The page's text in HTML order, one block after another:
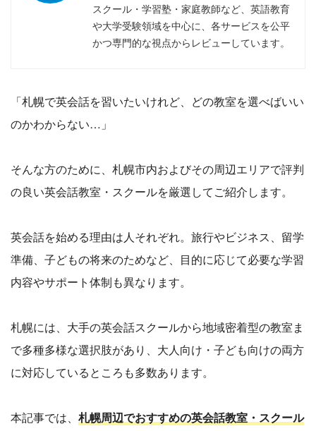
スクール・学習塾・家庭教師など、英語教育
や大学受験領域を中心に、各サービスを公平
かつ専門的な視点からレビューしています。
「札幌で英会話を習いたいけれど、どの教室を選べばいい
のかわからない…」
そんな方のために、札幌市内およびその周辺エリアで評判
の良い英会話教室・スクールを厳選してご紹介します。
英会話を始める理由は人それぞれ。旅行やビジネス、留学
準備、子どもの将来のためなど、目的に応じて必要な学習
内容やサポート体制も異なります。
札幌には、大手の英会話スクールから地域密着型の教室ま
で多種多様な選択肢があり、大人向け・子ども向けの両方
に対応しているところも多数あります。
本記事では、 札幌周辺でおすすめの英会話教室・スクール